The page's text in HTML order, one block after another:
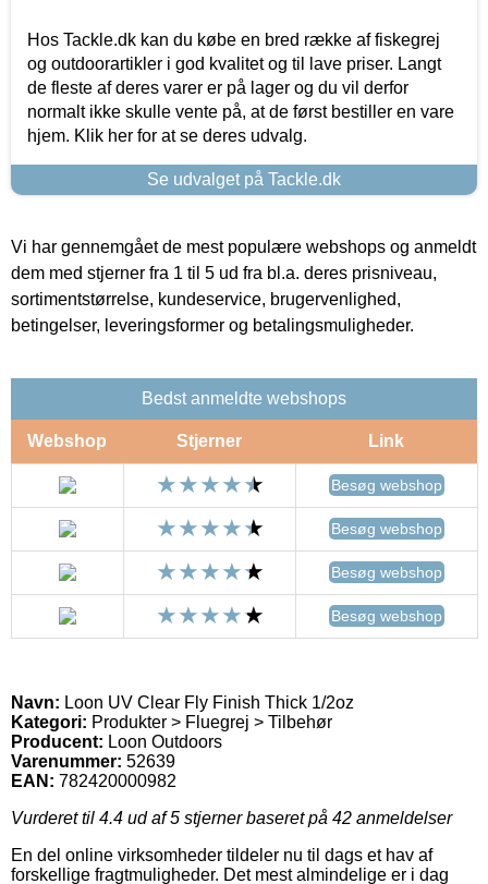
Hos Tackle.dk kan du købe en bred række af fiskegrej
og outdoorartikler i god kvalitet og til lave priser. Langt
de fleste af deres varer er på lager og du vil derfor
normalt ikke skulle vente på, at de først bestiller en vare
hjem. Klik her for at se deres udvalg.
Se udvalget på Tackle.dk
Vi har gennemgået de mest populære webshops og anmeldt
dem med stjerner fra 1 til 5 ud fra bl.a. deres prisniveau,
sortimentstørrelse, kundeservice, brugervenlighed,
betingelser, leveringsformer og betalingsmuligheder.
Bedst anmeldte webshops
Webshop Stjerner Link
Besøg webshop
Besøg webshop
Besøg webshop
Besøg webshop
Navn: Loon UV Clear Fly Finish Thick 1/2oz
Kategori: Produkter > Fluegrej > Tilbehør
Producent: Loon Outdoors
Varenummer: 52639
EAN: 782420000982
Vurderet til 4.4 ud af 5 stjerner baseret på 42 anmeldelser
En del online virksomheder tildeler nu til dags et hav af
forskellige fragtmuligheder. Det mest almindelige er i dag